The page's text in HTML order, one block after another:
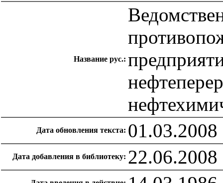
Название рус.:
Дата обновления текста: 01.03.2008
Дата добавления в библиотеку: 22.06.2008